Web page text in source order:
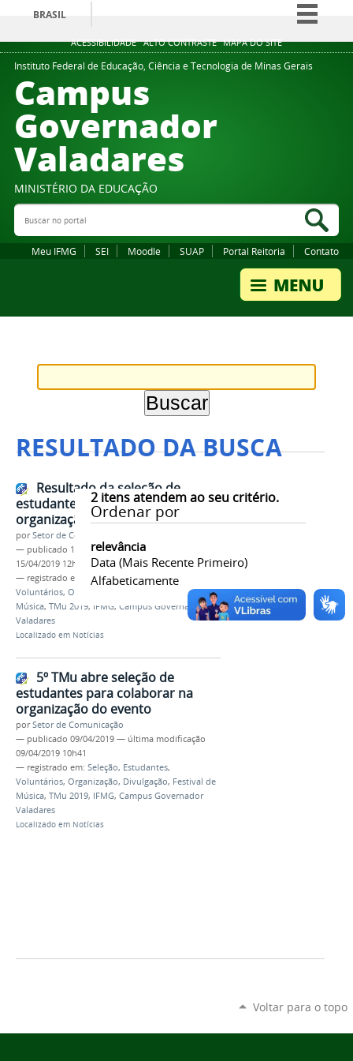
ACESSIBILIDADE ALTO CONTRASTE MAPA DO SITE
BRASIL
Simplifique!
Comunica BR
Instituto Federal de Educação, Ciência e Tecnologia de Minas Gerais
Campus
Governador
Valadares
MINISTÉRIO DA EDUCAÇÃO
Buscar no portal
Meu IFMG SEI Moodle SUAP Portal Reitoria Contato
RESULTADO DA BUSCA
2itens atendem ao seu critério.
Ordenar por
relevância
Data (mais Recente Primeiro)
Alfabeticamente
Resultado da seleção de
estudantes para colaborar na
organização do 5º TMu
porSetor de Comunicação
— publicado 15/04/2019—última modificação
15/04/2019 12h35
— registrado em:
Resultado,Seleção,Estudantes
Voluntários, Organização
Festival de
Música, TMu 2019, IFMG, Campus Governador
Valadares
Localizado em Notícias
5º TMu abre seleção de
estudantes para colaborar na
organização do evento
porSetor de Comunicação
— publicado 09/04/2019 — última modificação
09/04/2019 10h41
— registrado em: Seleção, Estudantes,
Voluntários, Organização, Divulgação, Festival de
Música, TMu 2019, IFMG, Campus Governador
Valadares
Localizado em Notícias
Voltar para o topo